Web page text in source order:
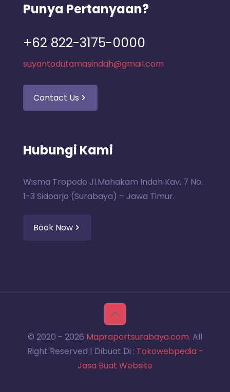
Punya Pertanyaan?
+62 822-3175-0000
suyantodutamasindah@gmail.com
Contact Us
Hubungi Kami
Wisma Tropodo Jl.Mahakam Indah Kav. 7 No.
1-3 Sidoarjo (Surabaya) – Jawa Timur.
Book Now
© 2020 - 2026 Mapraportsurabaya.com. All
Right Reserved | Dibuat Di : Tokowebpedia -
Jasa Buat Website